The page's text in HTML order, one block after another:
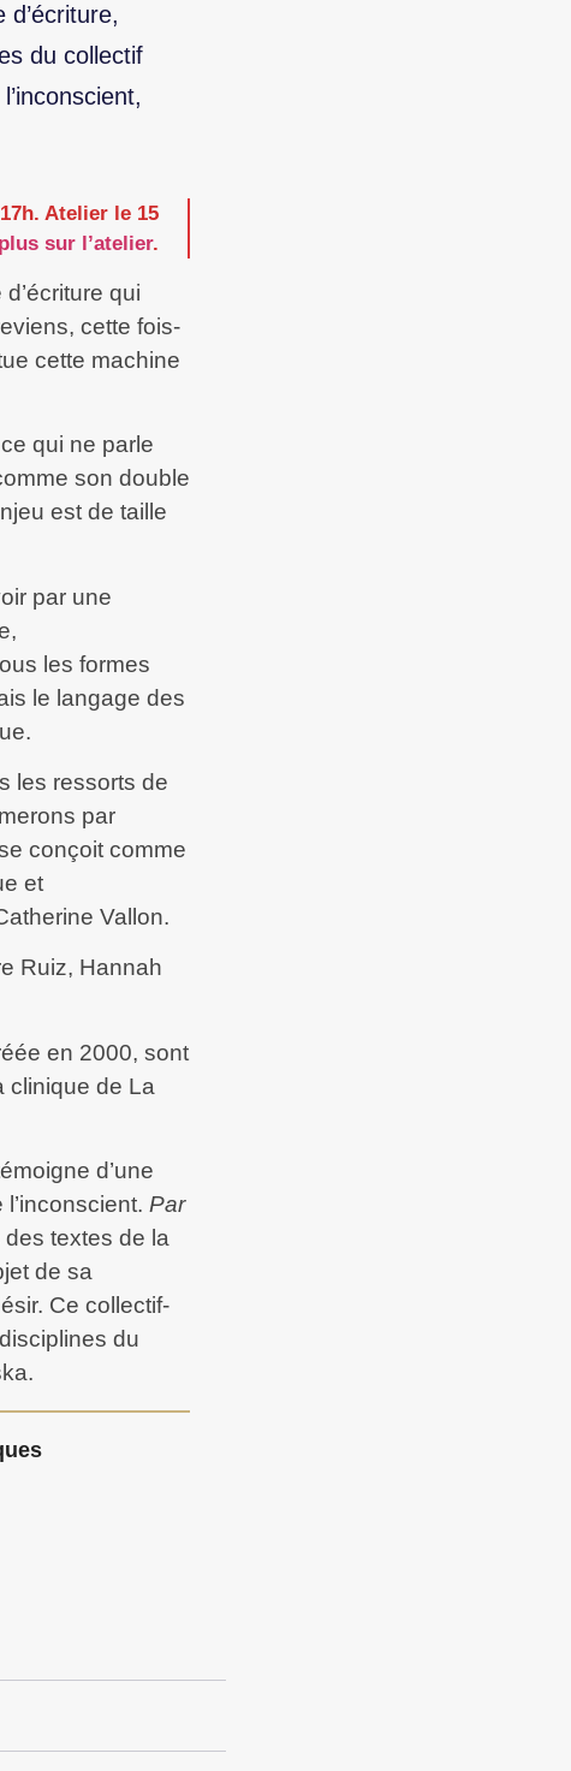
du collectif
Atelier le 15
sur l’atelier.
qui
cette fois-
cette machine
qui ne parle
son double
est de taille
par une
les formes
le langage des
les ressorts de
par
conçoit comme
et
Vallon.
Ruiz, Hannah
en 2000, sont
clinique de La
d’une
Par
textes de la
de sa
Ce collectif-
du